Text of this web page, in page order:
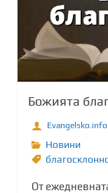
Божията
Evangelsko.info
Новини
От